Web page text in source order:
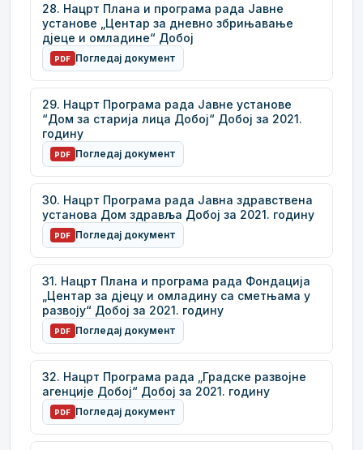
28. Нацрт Плана и програма рада Јавне
установе „Центар за дневно збрињавање
дјеце и омладине“ Добој
PDF Погледај документ
29. Нацрт Програма рада Јавне установе
“Дом за старија лица Добој“ Добој за 2021.
годину
PDF Погледај документ
30. Нацрт Програма рада Јавна здравствена
установа Дом здравља Добој за 2021. годину
PDF Погледај документ
31. Нацрт Плана и програма рада Фондација
„Центар за дјецу и омладину са сметњама у
развоју“ Добој за 2021. годину
PDF Погледај документ
32. Нацрт Програма рада „Градске развојне
агенције Добој“ Добој за 2021. годину
PDF Погледај документ